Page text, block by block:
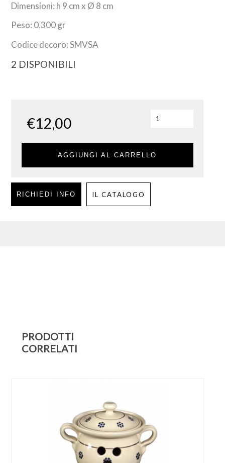
Dimensioni: h 9 cm x Ø 8 cm
Peso: 0,300 gr
Codice decoro: SMVSA
2 DISPONIBILI
€12,00
AGGIUNGI AL CARRELLO
RICHIEDI INFO IL CATALOGO
PRODOTTI
CORRELATI